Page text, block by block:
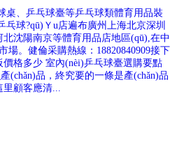
、乒乓球臺等乒乓球類體育用品裝
乒乓球?qū)Ｙu店遍布廣州上海北京深圳
沈陽南京等體育用品店地區(qū),在中
。健倫采購熱線：18820840909接下
格多少 室內(nèi)乒乓球臺選購要點
品，終究要的一條是產(chǎn)品
里顧客應清...